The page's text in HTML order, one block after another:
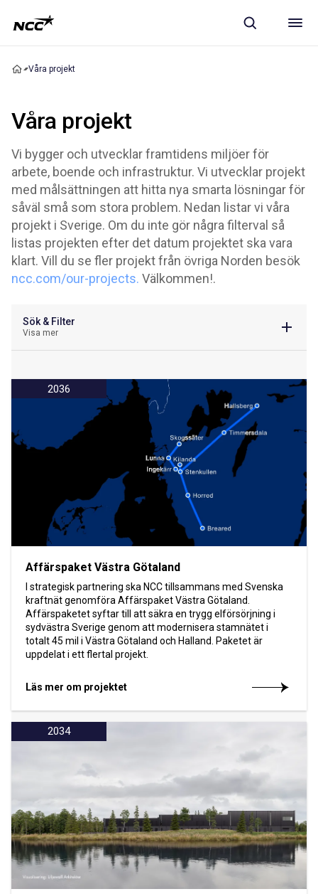
Våra projekt
Våra projekt
Vi bygger och utvecklar framtidens miljöer för
arbete, boende och infrastruktur. Vi utvecklar projekt
med målsättningen att hitta nya smarta lösningar för
såväl små som stora problem. Nedan listar vi våra
projekt i Sverige. Om du inte gör några filterval så
listas projekten efter det datum projektet ska vara
klart. Vill du se fler projekt från övriga Norden besök
ncc.com/our-projects. Välkommen!.
Sök & Filter
Visa mer
2036
Affärspaket Västra Götaland
I strategisk partnering ska NCC tillsammans med Svenska
kraftnät genomföra Affärspaket Västra Götaland.
Affärspaketet syftar till att säkra en trygg elförsörjning i
sydvästra Sverige genom att modernisera stamnätet i
totalt 45 mil i Västra Götaland och Halland. Paketet är
uppdelat i ett flertal projekt.
Läs mer om projektet
2034